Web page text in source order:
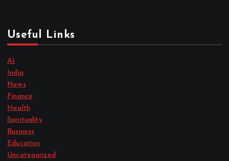
Useful Links
AI
India
News
Finance
Health
Spirituality
Business
Education
Uncategorized